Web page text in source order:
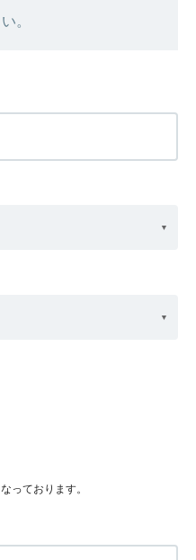
。
っております。